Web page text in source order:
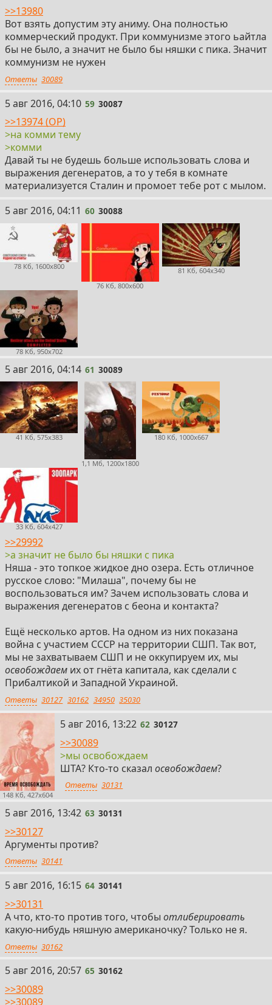
>>13980
Вот взять допустим эту аниму. Она полностью
коммерческий продукт. При коммунизме этого ьайтла
бы не было, а значит не было бы няшки с пика. Значит
коммунизм не нужен
Ответы 30089
59
5 авг 2016, 04:10 59 30087
>>13974 (OP)
>на комми тему
>комми
Давай ты не будешь больше использовать слова и
выражения дегенератов, а то у тебя в комнате
материализуется Сталин и промоет тебе рот с мылом.
60
5 авг 2016, 04:11 60 30088
78 Кб, 1600x800
76 Кб, 800x600
81 Кб, 604x340
78 Кб, 950x702
61
5 авг 2016, 04:14 61 30089
41 Кб, 575x383
1,1 Мб, 1200x1800
180 Кб, 1000x667
33 Кб, 604x427
>>29992
>а значит не было бы няшки с пика
Няша - это топкое жидкое дно озера. Есть отличное
русское слово: "Милаша", почему бы не
воспользоваться им? Зачем использовать слова и
выражения дегенератов с беона и контакта?
Ещё несколько артов. На одном из них показана
война с участием СССР на территории СШП. Так вот,
мы не захватываем СШП и не оккупируем их, мы
освобождаем их от гнёта капитала, как сделали с
Прибалтикой и Западной Украиной.
Ответы 30127 30162 34950 35030
148 Кб, 427x604
62
5 авг 2016, 13:22 62 30127
>>30089
>мы освобождаем
ШТА? Кто-то сказал освобождаем?
Ответы 30131
63
5 авг 2016, 13:42 63 30131
>>30127
Аргументы против?
Ответы 30141
64
5 авг 2016, 16:15 64 30141
>>30131
А что, кто-то против того, чтобы отлиберировать
какую-нибудь няшную американочку? Только не я.
Ответы 30162
65
5 авг 2016, 20:57 65 30162
>>30089
>>30089